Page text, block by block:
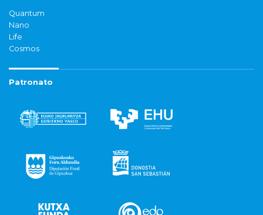
Quantum
Nano
Life
Cosmos
Patronato